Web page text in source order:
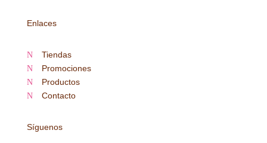
Enlaces
N Tiendas
N Promociones
N Productos
N Contacto
Síguenos